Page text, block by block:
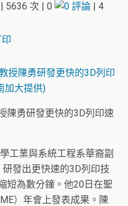
5636 次 | 0 | 4
陳勇研發更快的3D列印速
工業與系統工程系華裔副
研發出更快速的3D列印技
短為數分鐘。他20日在聖
）年會上發表成果。陳